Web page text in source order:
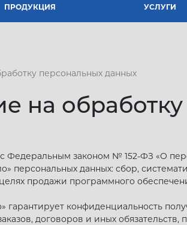
ПРОДУКЦИЯ УСЛУГИ
персональных данных
на
Федеральным законом № 152-ФЗ «О
персональных данных: сбор,
продажи программного
гарантирует конфиденциальность
договоров и иных